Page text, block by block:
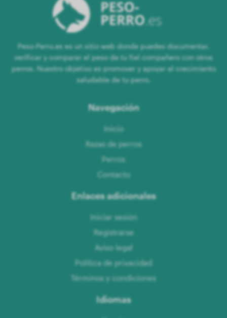
Peso-Perro.es es un sitio web donde puedes documentar,
verificar y comparar el peso de tu fiel compañero con otros
perros. Nuestro objetivo es promover y apoyar el crecimiento
saludable de tu perro.
Navegación
Inicio
Razas de perros
Perros
Contacto
Enlaces adicionales
Iniciar sesión
Registrarse
Aviso legal
Política de privacidad
Términos y condiciones
Idiomas